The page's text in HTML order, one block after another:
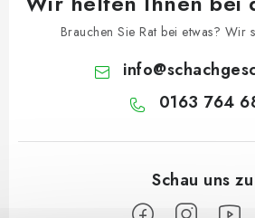
Brauchen Sie Rat bei etwas? Wir
info@
0163 764